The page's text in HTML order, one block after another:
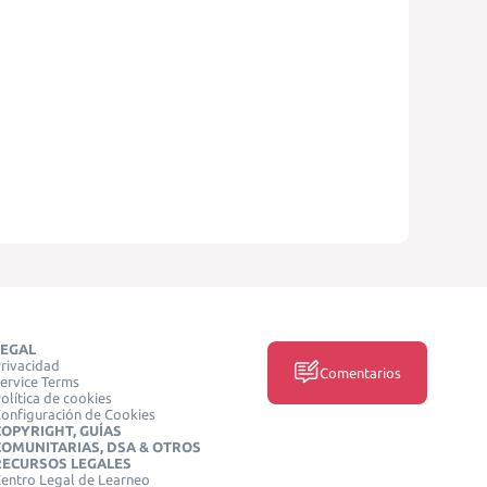
Terms
de cookies
de Cookies
GUÍAS
DSA & OTROS
LEGALES
Legal de Learneo
Comentarios